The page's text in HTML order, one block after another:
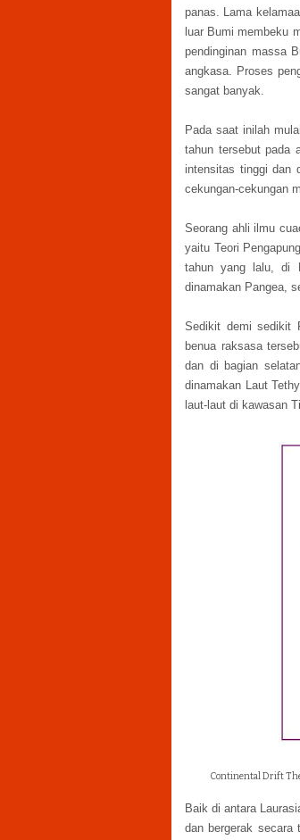
panas. Lama
luar Bumi membeku
pendinginan massa
angkasa. Proses
sangat banyak.
Pada saat inilah
tahun tersebut pada
intensitas tinggi dan
cekungan-cekungan
Seorang ahli ilmu
yaitu Teori
tahun yang lalu, di
dinamakan Pangea,
Sedikit demi sedikit
benua raksasa
dan di bagian
dinamakan Laut
laut-laut di kawasan
Continental Drift
Baik di antara
dan bergerak secara